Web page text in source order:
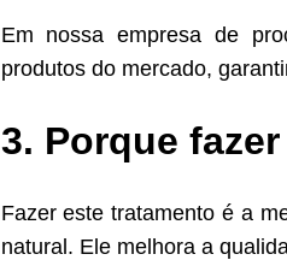
Em nossa empresa de
produtos do mercado,
3. Porque
Fazer este tratamento é a
natural. Ele melhora a